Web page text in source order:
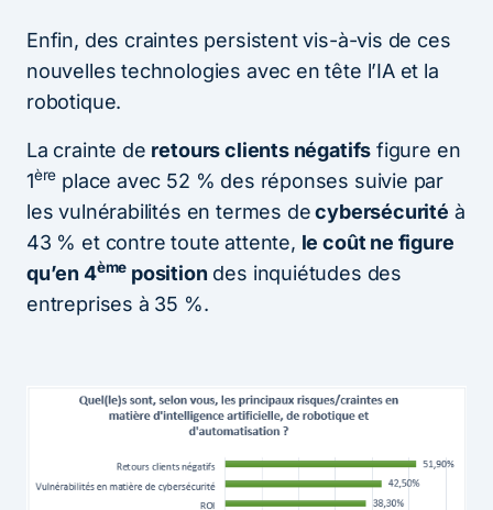
Enfin, des craintes persistent vis-à-vis de ces
nouvelles technologies avec en tête l’IA et la
robotique.
La crainte de retours clients négatifs figure en
1ère place avec 52 % des réponses suivie par
les vulnérabilités en termes decybersécurité à
43 % et contre toute attente, le coût ne figure
qu’en 4ème position des inquiétudes des
entreprises à 35 %.